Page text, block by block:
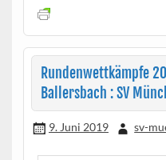
Rundenwettkämpfe
Ballersbach : SV
9. Juni 2019 sv-